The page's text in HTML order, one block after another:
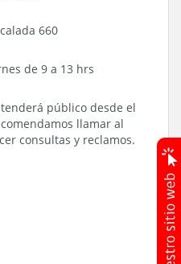
660
de 9 a 13 hrs
público desde el
llamar al
consultas y reclamos.